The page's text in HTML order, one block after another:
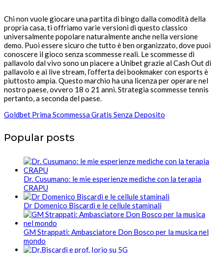
Chi non vuole giocare una partita di bingo dalla comodità della
propria casa, ti offriamo varie versioni di questo classico
universalmente popolare naturalmente anche nella versione
demo. Puoi essere sicuro che tutto è ben organizzato, dove puoi
conoscere il gioco senza scommesse reali. Le scommesse di
pallavolo dal vivo sono un piacere a Unibet grazie al Cash Out di
pallavolo e ai live stream, l’offerta dei bookmaker con esports è
piuttosto ampia. Questo marchio ha una licenza per operare nel
nostro paese, ovvero 18 o 21 anni. Strategia scommesse tennis
pertanto, a seconda del paese.
Goldbet Prima Scommessa Gratis Senza Deposito
Popular posts
Dr. Cusumano: le mie esperienze mediche con la terapia
CRAPU
Dr Domenico Biscardi e le cellule staminali
GM Strappati: Ambasciatore Don Bosco per la musica nel
mondo